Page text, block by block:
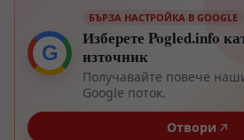
G
БЪРЗА НАСТРОЙКА В GOOGLE
Изберете Pogled.info
източник
Получавайте повече
Google поток.
Отвори